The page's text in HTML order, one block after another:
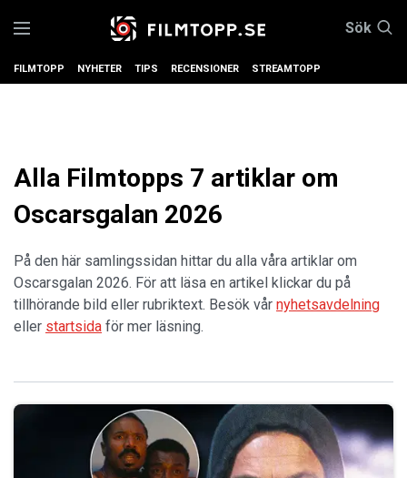
Sök
FILMTOPP NYHETER TIPS RECENSIONER STREAMTOPP
Alla Filmtopps 7 artiklar om
Oscarsgalan 2026
På den här samlingssidan hittar du alla våra artiklar om
Oscarsgalan 2026. För att läsa en artikel klickar du på
tillhörande bild eller rubriktext. Besök vår nyhetsavdelning
eller startsida för mer läsning.